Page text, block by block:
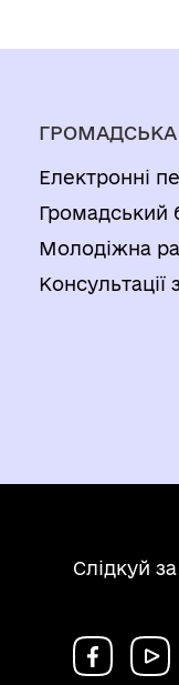
ГРОМАДСЬКА
Електронні
Громадський
Молодіжна
Консультації
Слідкуй